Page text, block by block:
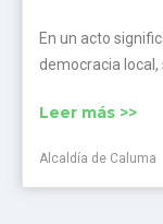
En un acto
democracia local,
Leer más >>
Alcaldía de Caluma